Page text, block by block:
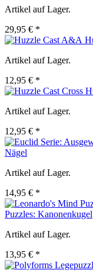
Artikel auf Lager.
29,95 € *
Artikel auf Lager.
12,95 € *
Artikel auf Lager.
12,95 € *
Nägel
Artikel auf Lager.
14,95 € *
Puzzles: Kanonenkugel
Artikel auf Lager.
13,95 € *